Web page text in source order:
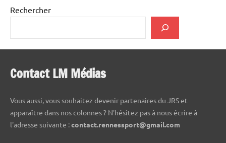
Rechercher
Contact LM Médias
Vous aussi, vous souhaitez devenir partenaires du JRS et
apparaître dans nos colonnes ? N'hésitez pas à nous écrire à
l'adresse suivante :contact.rennessport@gmail.com